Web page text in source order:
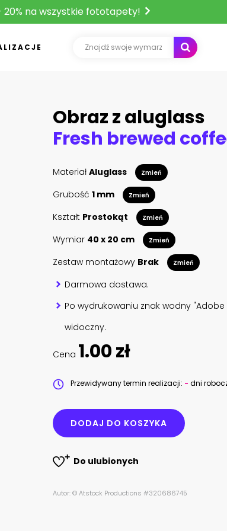
na wszystkie fototapety!
Obraz z aluglass
MateriałAluglass Zmień
Grubość 1 mm Zmień
Kształt Prostokąt Zmień
Wymiar 40 x 20 cm Zmień
Zestaw montażowy Brak Zmień
Darmowa dostawa.
Po wydrukowaniu znak wodny
widoczny.
Cena 1.00 zł
Przewidywany termin realizacji: - dni
DODAJ DO KOSZYKA
Do ulubionych
Autor: © Atstock Productions #320686745